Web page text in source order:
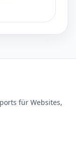
für Websites,